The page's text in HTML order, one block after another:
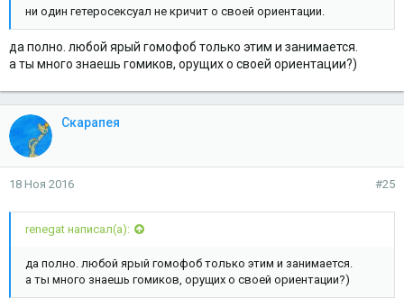
ни один гетеросексуал не кричит о своей ориентации.
да полно. любой ярый гомофоб только этим и занимается.
а ты много знаешь гомиков, орущих о своей ориентации?)
Скарапея
18 Ноя 2016 #25
renegat написал(а):
да полно. любой ярый гомофоб только этим и занимается.
а ты много знаешь гомиков, орущих о своей ориентации?)